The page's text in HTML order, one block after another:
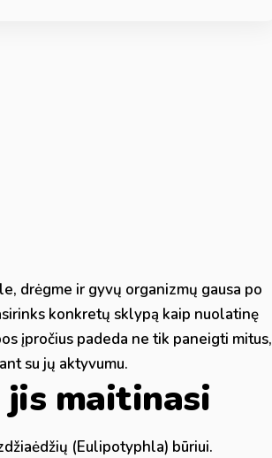
drėgme ir gyvų organizmų gausa po
konkretų sklypą kaip nuolatinę
įpročius padeda ne tik paneigti mitus,
su jų aktyvumu.
maitinasi
(Eulipotyphla) būriui.